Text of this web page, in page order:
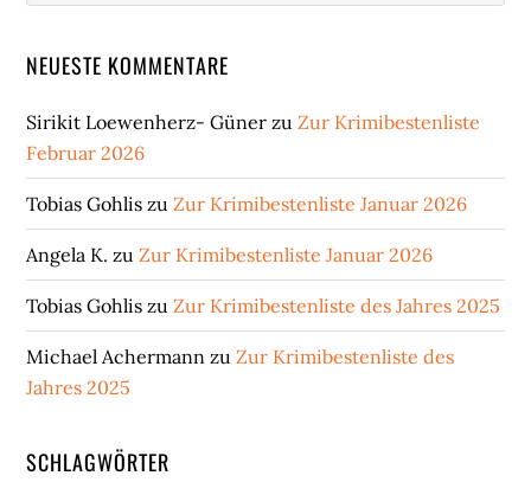
NEUESTE KOMMENTARE
Sirikit Loewenherz- Güner zuZur Krimibestenliste
Februar 2026
Tobias Gohlis zuZur Krimibestenliste Januar 2026
Angela K. zuZur Krimibestenliste Januar 2026
Tobias Gohlis zuZur Krimibestenliste des Jahres 2025
Michael Achermann zuZur Krimibestenliste des
Jahres 2025
SCHLAGWÖRTER